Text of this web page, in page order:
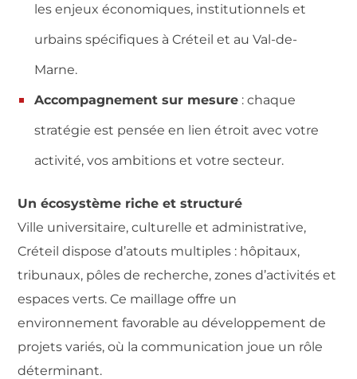
les enjeux économiques, institutionnels et
urbains spécifiques à Créteil et au Val-de-
Marne.
Accompagnement sur mesure : chaque
stratégie est pensée en lien étroit avec votre
activité, vos ambitions et votre secteur.
Un écosystème riche et structuré
Ville universitaire, culturelle et administrative,
Créteil dispose d’atouts multiples : hôpitaux,
tribunaux, pôles de recherche, zones d’activités et
espaces verts. Ce maillage offre un
environnement favorable au développement de
projets variés, où la communication joue un rôle
déterminant.